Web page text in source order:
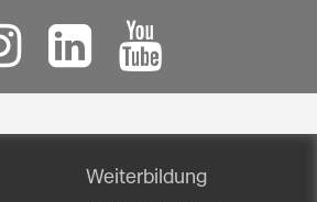
Weiterbildung